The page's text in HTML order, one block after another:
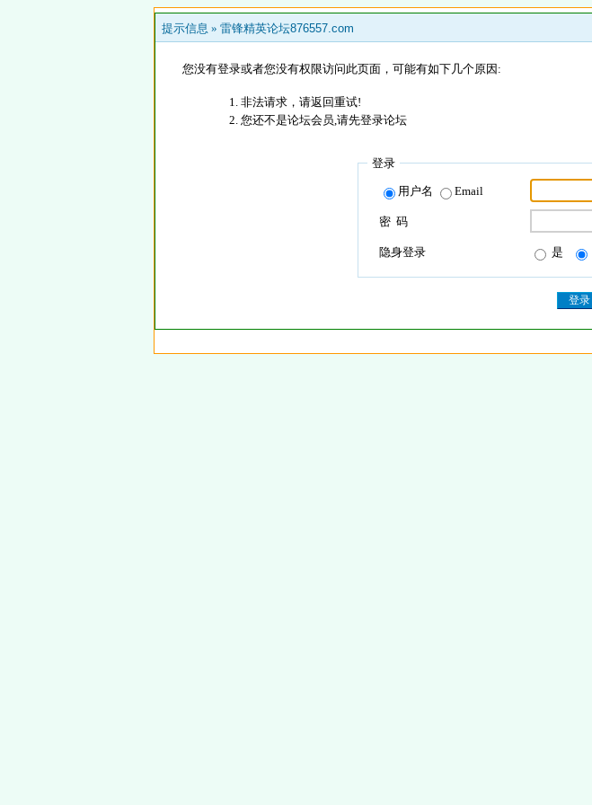
提示信息 » 雷锋精英论坛876557.com
您没有登录或者您没有权限访问此页面，可能有如下几个原因:
非法请求，请返回重试!
您还不是论坛会员,请先登录论坛
登录
用户名 Email
密 码
隐身登录 是